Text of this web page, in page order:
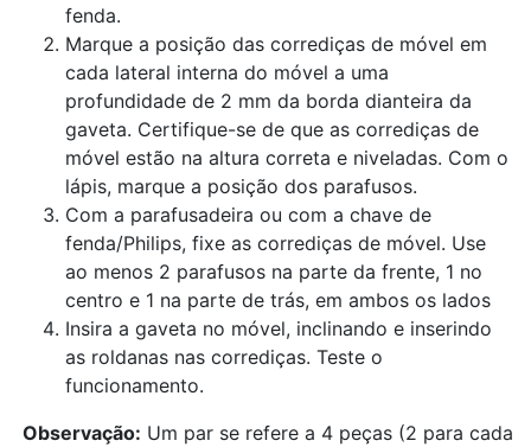
fenda.
Marque a posição das corrediças de móvel em
cada lateral interna do móvel a uma
profundidade de 2 mm da borda dianteira da
gaveta. Certi­fique-se de que as corrediças de
móvel estão na altura correta e niveladas. Com o
lápis, marque a posição dos parafusos.
Com a parafusadeira ou com a chave de
fenda/Philips, fixe as corrediças de móvel. Use
ao menos 2 parafusos na parte da frente, 1 no
centro e 1 na parte de trás, em ambos os lados
Insira a gaveta no móvel, inclinando e inserindo
as roldanas nas corrediças. Teste o
funcionamento.
Observação: Um par se refere a 4 peças (2 para cada